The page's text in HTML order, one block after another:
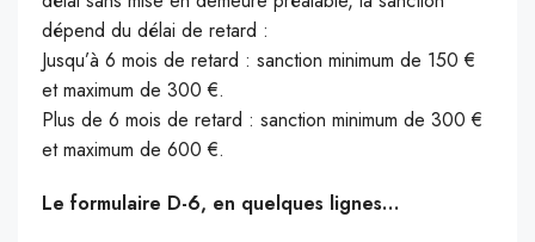
dépend du délai de retard :
Jusqu’à 6 mois de retard : sanction minimum de 150 €
et maximum de 300 €.
Plus de 6 mois de retard : sanction minimum de 300 €
et maximum de 600 €.
Le formulaire D-6, en quelques lignes…